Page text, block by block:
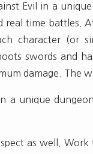
Evil in a
real time battles.
character (or
swords and
damage. The
a unique
as well.